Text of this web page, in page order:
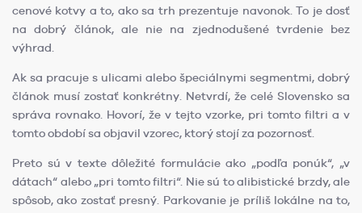
cenové kotvy a to, ako sa trh prezentuje navonok. To je dosť
na dobrý článok, ale nie na zjednodušené tvrdenie bez
výhrad.
Ak sa pracuje s ulicami alebo špeciálnymi segmentmi, dobrý
článok musí zostať konkrétny. Netvrdí, že celé Slovensko sa
správa rovnako. Hovorí, že v tejto vzorke, pri tomto filtri a v
tomto období sa objavil vzorec, ktorý stojí za pozornosť.
Preto sú v texte dôležité formulácie ako „podľa ponúk“, „v
dátach“ alebo „pri tomto filtri“. Nie sú to alibistické brzdy, ale
spôsob, ako zostať presný. Parkovanie je príliš lokálne na to,